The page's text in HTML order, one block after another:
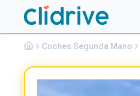
Coches Segunda Mano
VolvoXc40
2.0 B3 G CORE AUTO